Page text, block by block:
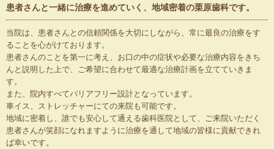
患者さんと一緒に治療を進めていく、地域密着の栗原歯科です。
当院は、患者さんとの信頼関係を大切にしながら、常に最良の治療をす
ることを心がけております。
患者さんのことを第一に考え、お口の中の症状や必要な治療内容をきち
んと説明した上で、ご希望に合わせて最適な治療計画を立てていきま
す。
また、院内すべてバリアフリー設計となっています。
車イス、ストレッチャーにての来院も可能です。
地域に密着し、誰でも安心して通える歯科医院として、ご来院いただく
患者さんが笑顔になれますように治療を通して地域の皆様に貢献できれ
ば幸いです。